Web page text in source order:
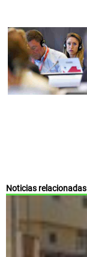
Noticias relacionadas